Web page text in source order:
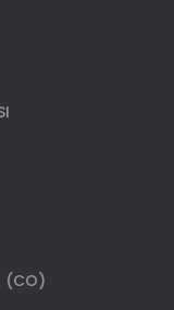
(CO)